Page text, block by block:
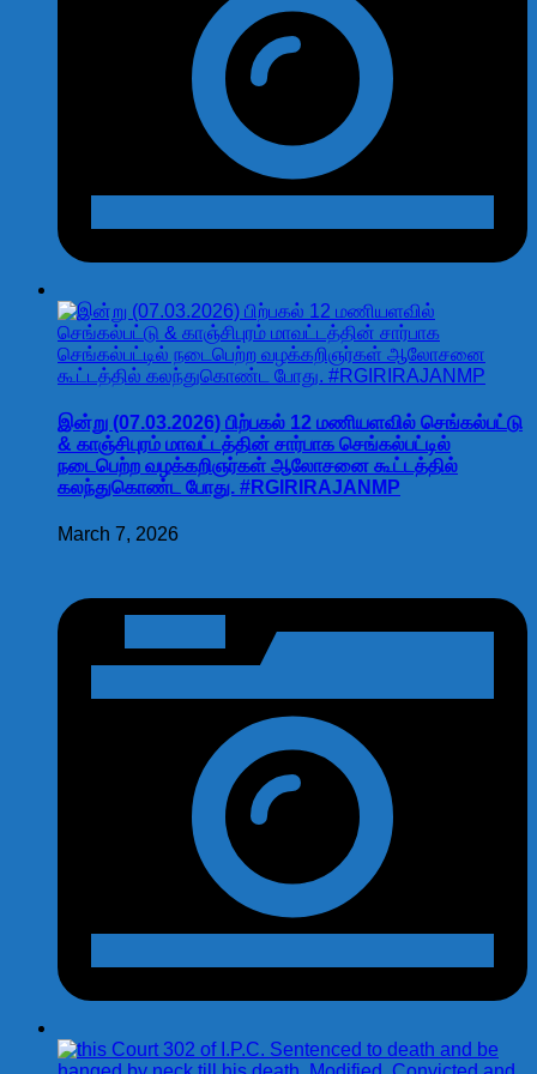
இன்று (07.03.2026) பிற்பகல் 12 மணியளவில் செங்கல்பட்டு
& காஞ்சிபுரம் மாவட்டத்தின் சார்பாக செங்கல்பட்டில்
நடைபெற்ற வழக்கறிஞர்கள் ஆலோசனை கூட்டத்தில்
கலந்துகொண்ட போது. #RGIRIRAJANMP
March 7, 2026